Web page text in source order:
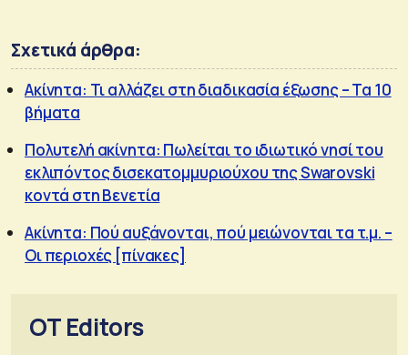
Σχετικά άρθρα:
Ακίνητα: Τι αλλάζει στη διαδικασία έξωσης – Τα 10
βήματα
Πολυτελή ακίνητα: Πωλείται το ιδιωτικό νησί του
εκλιπόντος δισεκατομμυριούχου της Swarovski
κοντά στη Βενετία
Ακίνητα: Πού αυξάνονται, πού μειώνονται τα τ.μ. –
Οι περιοχές [πίνακες]
OT Editors